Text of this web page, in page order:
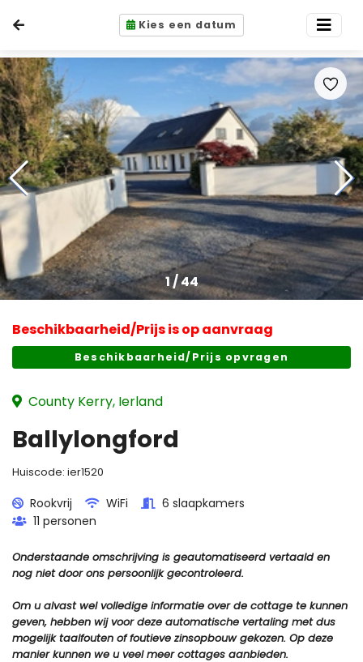
Kies een datum
1/44
Beschikbaarheid/Prijs is op aanvraag
Beschikbaarheid/Prijs opvragen
County Kerry, Ierland
Ballylongford
Huiscode: ier1520
Rookvrij WiFi
6 slaapkamers
11 personen
Onderstaande omschrijving is geautomatiseerd vertaald en
nog niet door ons persoonlijk gecontroleerd.
Om u alvast wel volledige informatie over de cottage te kunnen
geven, hebben wij voor deze automatische vertaling met dus
mogelijk taalfouten of foutieve zinsopbouw gekozen. Op deze
manier kunnen we u veel meer cottages aanbieden.